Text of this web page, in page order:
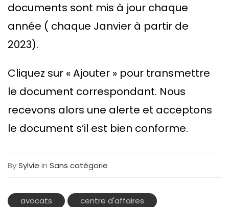
documents sont mis à jour chaque
année ( chaque Janvier à partir de
2023).
Cliquez sur « Ajouter » pour transmettre
le document correspondant. Nous
recevons alors une alerte et acceptons
le document s’il est bien conforme.
BySylvie in Sans catégorie
avocats
centre d'affaires